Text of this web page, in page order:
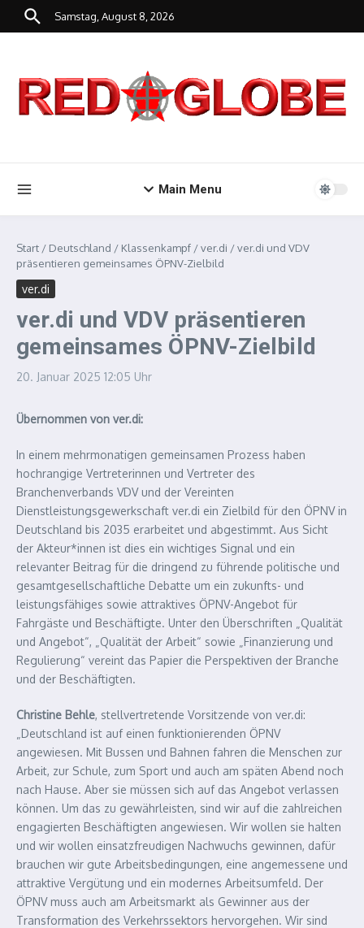
Zum Inhalt springen
Samstag, August 8, 2026
Main Menu
Start / Deutschland / Klassenkampf /ver.di /ver.di und VDV
präsentieren gemeinsames ÖPNV-Zielbild
ver.di
ver.di und VDV präsentieren
gemeinsames ÖPNV-Zielbild
20. Januar 2025 12:05 Uhr
Übernommen von ver.di:
In einem mehrmonatigen gemeinsamen Prozess haben
hochrangige Vertreterinnen und Vertreter des
Branchenverbands VDV und der Vereinten
Dienstleistungsgewerkschaft ver.di ein Zielbild für den ÖPNV in
Deutschland bis 2035 erarbeitet und abgestimmt. Aus Sicht
der Akteur*innen ist dies ein wichtiges Signal und ein
relevanter Beitrag für die dringend zu führende politische und
gesamtgesellschaftliche Debatte um ein zukunfts- und
leistungsfähiges sowie attraktives ÖPNV-Angebot für
Fahrgäste und Beschäftigte. Unter den Überschriften „Qualität
und Angebot“, „Qualität der Arbeit“ sowie „Finanzierung und
Regulierung“ vereint das Papier die Perspektiven der Branche
und der Beschäftigten.
Christine Behle, stellvertretende Vorsitzende von ver.di:
„Deutschland ist auf einen funktionierenden ÖPNV
angewiesen. Mit Bussen und Bahnen fahren die Menschen zur
Arbeit, zur Schule, zum Sport und auch am späten Abend noch
nach Hause. Aber sie müssen sich auf das Angebot verlassen
können. Um das zu gewährleisten, sind wir auf die zahlreichen
engagierten Beschäftigten angewiesen. Wir wollen sie halten
und wir wollen einsatzfreudigen Nachwuchs gewinnen, dafür
brauchen wir gute Arbeitsbedingungen, eine angemessene und
attraktive Vergütung und ein modernes Arbeitsumfeld. Der
ÖPNV muss auch am Arbeitsmarkt als Gewinner aus der
Transformation des Verkehrssektors hervorgehen. Wir sind